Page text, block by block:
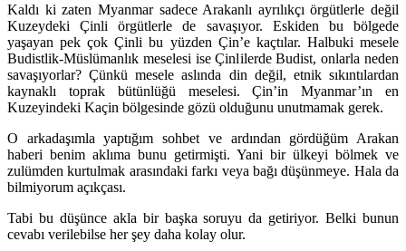
Kaldı ki zaten Myanmar sadece Arakanlı ayrılıkçı örgütlerle değil
Kuzeydeki Çinli örgütlerle de savaşıyor. Eskiden bu bölgede
yaşayan pek çok Çinli bu yüzden Çin’e kaçtılar. Halbuki mesele
Budistlik-Müslümanlık meselesi ise Çinlilerde Budist, onlarla neden
savaşıyorlar? Çünkü mesele aslında din değil, etnik sıkıntılardan
kaynaklı toprak bütünlüğü meselesi. Çin’in Myanmar’ın en
Kuzeyindeki Kaçin bölgesinde gözü olduğunu unutmamak gerek.
O arkadaşımla yaptığım sohbet ve ardından gördüğüm Arakan
haberi benim aklıma bunu getirmişti. Yani bir ülkeyi bölmek ve
zulümden kurtulmak arasındaki farkı veya bağı düşünmeye. Hala da
bilmiyorum açıkçası.
Tabi bu düşünce akla bir başka soruyu da getiriyor. Belki bunun
cevabı verilebilse her şey daha kolay olur.